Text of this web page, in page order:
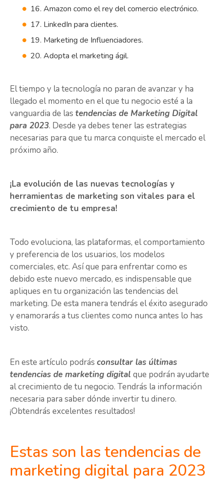
16. Amazon como el rey del comercio electrónico.
17. LinkedIn para clientes.
19. Marketing de Influenciadores.
20. Adopta el marketing ágil.
El tiempo y la tecnología no paran de avanzar y ha
llegado el momento en el que tu negocio esté a la
vanguardia de las tendencias de Marketing Digital
para 2023. Desde ya debes tener las estrategias
necesarias para que tu marca conquiste el mercado el
próximo año.
¡La evolución de las nuevas tecnologías y
herramientas de marketing son vitales para el
crecimiento de tu empresa!
Todo evoluciona, las plataformas, el comportamiento
y preferencia de los usuarios, los modelos
comerciales, etc. Así que para enfrentar como es
debido este nuevo mercado, es indispensable que
apliques en tu organización las tendencias del
marketing. De esta manera tendrás el éxito asegurado
y enamorarás a tus clientes como nunca antes lo has
visto.
En este artículo podrás consultar las últimas
tendencias de marketing digital que podrán ayudarte
al crecimiento de tu negocio. Tendrás la información
necesaria para saber dónde invertir tu dinero.
¡Obtendrás excelentes resultados!
Estas son las tendencias de
marketing digital para 2023